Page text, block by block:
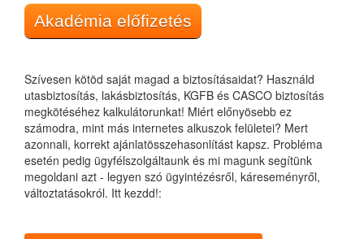
Akadémia előfizetés
Szívesen kötöd saját magad a biztosításaidat? Használd
utasbiztosítás, lakásbiztosítás, KGFB és CASCO biztosítás
megkötéséhez kalkulátorunkat! Miért előnyösebb ez
számodra, mint más internetes alkuszok felületei? Mert
azonnali, korrekt ajánlatösszehasonlítást kapsz. Probléma
esetén pedig ügyfélszolgáltaunk és mi magunk segítünk
megoldani azt - legyen szó ügyintézésről, káreseményről,
változtatásokról. Itt kezdd!: